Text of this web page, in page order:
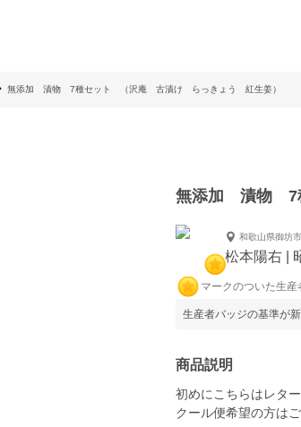
無添加 漬物 7種セット （沢庵 古漬け らっきょう 紅生姜）
無添加 漬物 7
和歌山県御坊市
松本陽右 |
マークのついた生産
生産者バッジの基準が
商品説明
初めにこちらはレタ
クール便希望の方はご